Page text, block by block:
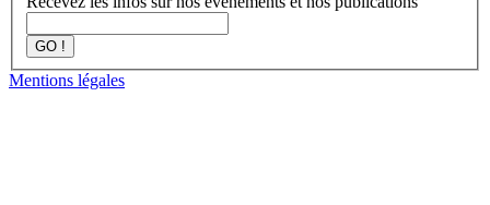
GO !
Mentions légales